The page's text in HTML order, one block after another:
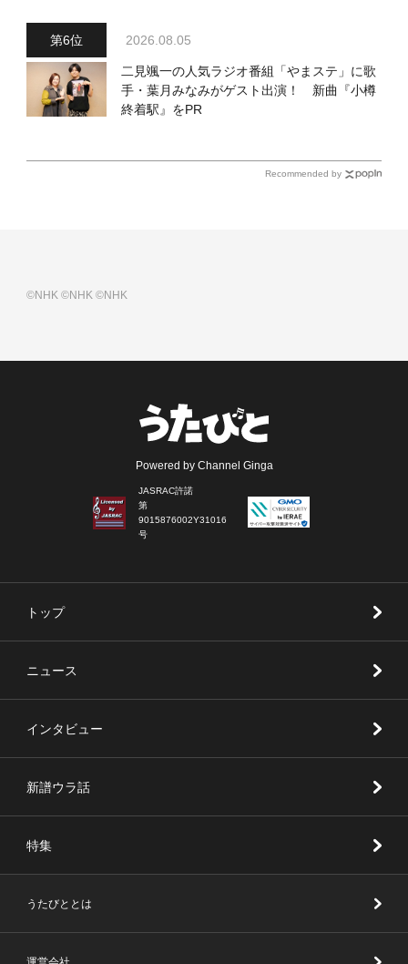
2026.08.05
二見颯一の人気ラジオ番組「やまステ」に歌
手・葉月みなみがゲスト出演！ 新曲『小樽
終着駅』をPR
Recommended by
©NHK©NHK©NHK
Powered by Channel Ginga
JASRAC許諾
第
9015876002Y31016
号
トップ
ニュース
インタビュー
新譜ウラ話
特集
うたびととは